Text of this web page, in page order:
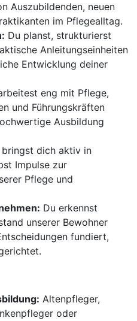
Auszubildenden, neuen
im Pflegealltag.
Du planst, strukturierst
Anleitungseinheiten
Entwicklung deiner
eng mit Pflege,
und Führungskräften
Ausbildung
bringst dich aktiv in
Impulse zur
Pflege und
Du erkennst
unserer Bewohner
fundiert,
Altenpfleger,
oder